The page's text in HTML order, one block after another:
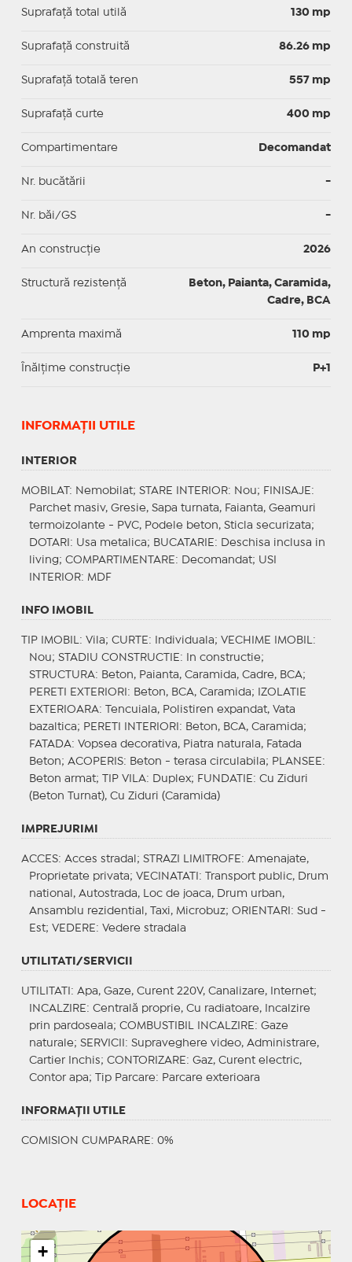
Suprafaţă total utilă 130 mp
Suprafaţă construită 86.26 mp
Suprafață totală teren 557 mp
Suprafaţă curte 400 mp
Compartimentare Decomandat
Nr. bucătării -
Nr. băi/GS -
An construcție 2026
Structură rezistență
Beton, Paianta, Caramida,
Cadre, BCA
Amprenta maximă 110 mp
Înălțime construcție P+1
INFORMAŢII UTILE
INTERIOR
MOBILAT : Nemobilat; STARE INTERIOR: Nou; FINISAJE :
Parchet masiv, Gresie, Sapa turnata, Faianta, Geamuri
termoizolante - PVC, Podele beton, Sticla securizata;
DOTARI : Usa metalica; BUCATARIE : Deschisa inclusa in
living; COMPARTIMENTARE : Decomandat; USI
INTERIOR: MDF
INFO IMOBIL
TIP IMOBIL : Vila; CURTE : Individuala; VECHIME IMOBIL :
Nou; STADIU CONSTRUCTIE : In constructie;
STRUCTURA: Beton, Paianta, Caramida, Cadre, BCA;
PERETI EXTERIORI : Beton, BCA, Caramida;
IZOLATIE
EXTERIOARA: Tencuiala, Polistiren expandat, Vata
bazaltica; PERETI INTERIORI : Beton, BCA, Caramida;
FATADA: Vopsea decorativa, Piatra naturala, Fatada
Beton; ACOPERIS: Beton - terasa circulabila; PLANSEE :
Beton armat;
TIP VILA: Duplex; FUNDATIE : Cu Ziduri
(Beton Turnat), Cu Ziduri (Caramida)
IMPREJURIMI
ACCES: Acces stradal; STRAZI LIMITROFE : Amenajate,
Proprietate privata; VECINATATI : Transport public, Drum
national, Autostrada, Loc de joaca, Drum urban,
Ansamblu rezidential, Taxi, Microbuz; ORIENTARI : Sud -
Est; VEDERE : Vedere stradala
UTILITATI/SERVICII
UTILITATI : Apa, Gaze, Curent 220V, Canalizare, Internet;
INCALZIRE : Centrală proprie, Cu radiatoare, Incalzire
prin pardoseala; COMBUSTIBIL INCALZIRE : Gaze
naturale; SERVICII : Supraveghere video, Administrare,
Cartier Inchis; CONTORIZARE : Gaz, Curent electric,
Contor apa;
Tip Parcare: Parcare exterioara
INFORMAŢII UTILE
COMISION CUMPARARE: 0%
LOCAȚIE
+